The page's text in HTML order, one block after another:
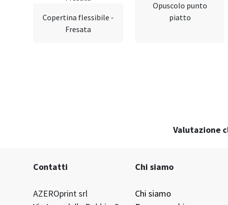
Copertina flessibile -
Fresata
Opuscolo punto
piatto
Valutazione
Contatti
AZEROprint srl
Chi siamo
Chi siamo